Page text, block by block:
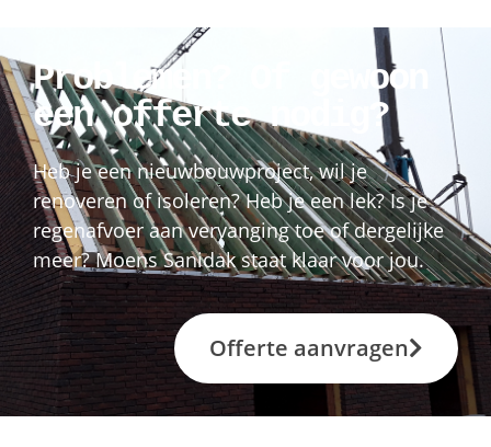
Problemen? Of gewoon
een offerte nodig?
Heb je een nieuwbouwproject, wil je
renoveren of isoleren? Heb je een lek? Is je
regenafvoer aan vervanging toe of dergelijke
meer? Moens Sanidak staat klaar voor jou.
Offerte aanvragen